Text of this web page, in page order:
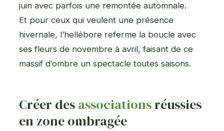
juin avec parfois une remontée automnale.
Et pour ceux qui veulent une présence
hivernale, l’hellébore referme la boucle avec
ses fleurs de novembre à avril, faisant de ce
massif d’ombre un spectacle toutes saisons.
Créer desassociationsréussies
en zone ombragée